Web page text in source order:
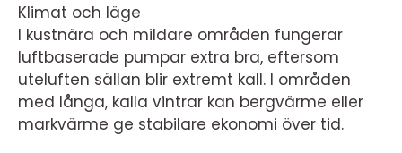
Klimat och läge
I kustnära och mildare områden fungerar
luftbaserade pumpar extra bra, eftersom
uteluften sällan blir extremt kall. I områden
med långa, kalla vintrar kan bergvärme eller
markvärme ge stabilare ekonomi över tid.